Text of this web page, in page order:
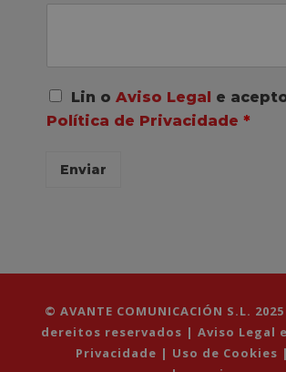
A
c
o
*
Lin o Aviso Legal e
Política de Privacidade *
Enviar
© AVANTE COMUNICACIÓN S.L.
dereitos reservados |Aviso Legal
Privacidade | Uso de Cookies |